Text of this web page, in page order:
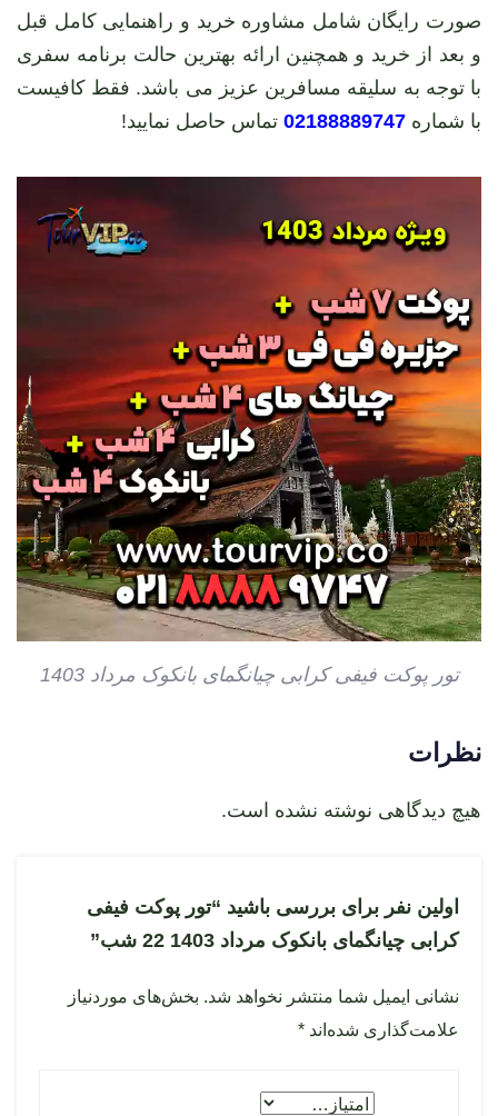
صورت رایگان شامل مشاوره خرید و راهنمایی کامل قبل
و بعد از خرید و همچنین ارائه بهترین حالت برنامه سفری
با توجه به سلیقه مسافرین عزیز می باشد. فقط کافیست
با شماره 02188889747 تماس حاصل نمایید!
تور پوکت فیفی کرابی چیانگمای بانکوک مرداد 1403
نظرات
هیچ دیدگاهی نوشته نشده است.
اولین نفر برای بررسی باشید “تور پوکت فیفی
کرابی چیانگمای بانکوک مرداد 1403 22 شب”
نشانی ایمیل شما منتشر نخواهد شد. بخش‌های موردنیاز
علامت‌گذاری شده‌اند *